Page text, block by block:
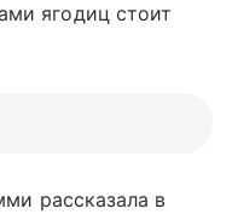
ягодиц стоит
рассказала в